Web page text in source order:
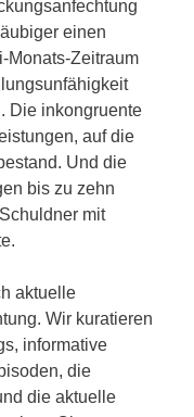
einen
Monats-Zeitraum
Die inkongruente
auf die
Und die
bis zu zehn
mit
aktuelle
Wir kuratieren
informative
die
die aktuelle